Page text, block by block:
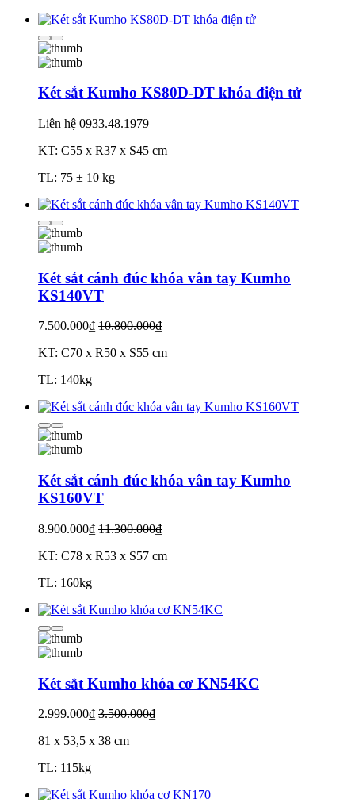
Két sắt Kumho KS80D-DT khóa điện tử
Liên hệ 0933.48.1979
KT: C55 x R37 x S45 cm
TL: 75 ± 10 kg
Két sắt cánh đúc khóa vân tay Kumho
KS140VT
7.500.000₫ 10.800.000₫
KT: C70 x R50 x S55 cm
TL: 140kg
Két sắt cánh đúc khóa vân tay Kumho
KS160VT
8.900.000₫ 11.300.000₫
KT: C78 x R53 x S57 cm
TL: 160kg
Két sắt Kumho khóa cơ KN54KC
2.999.000₫ 3.500.000₫
81 x 53,5 x 38 cm
TL: 115kg